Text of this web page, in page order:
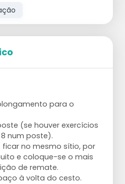
para o
(se houver exercícios
num poste).
ficar no mesmo sítio, por
e coloque-se o mais
de remate.
à volta do cesto.